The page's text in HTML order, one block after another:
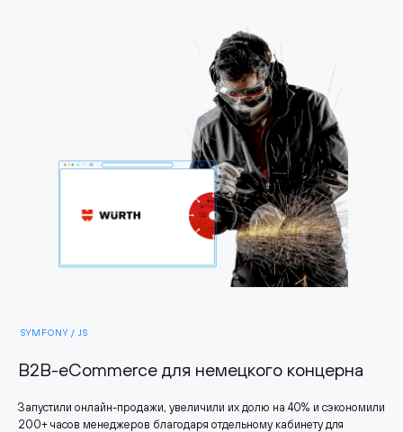
SYMFONY / JS
B2B-eCommerce для немецкого концерна
Запустили онлайн-продажи, увеличили их долю на 40% и сэкономили
200+ часов менеджеров благодаря отдельному кабинету для